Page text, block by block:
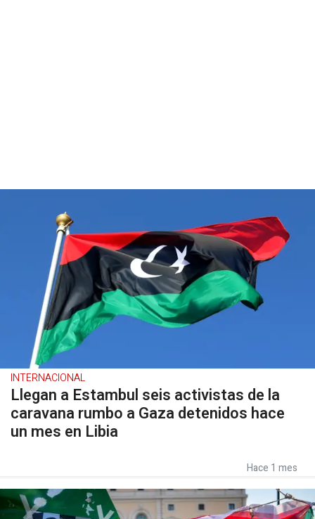
INTERNACIONAL
Llegan a Estambul seis activistas de la
caravana rumbo a Gaza detenidos hace
un mes en Libia
Hace 1 mes